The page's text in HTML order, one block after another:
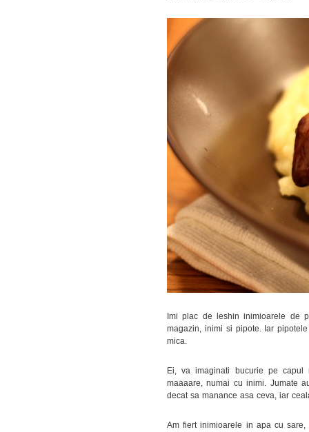
Imi plac de leshin inimioarele de
magazin, inimi si pipote. Iar
mica.
Ei, va imaginati bucurie pe
maaaare, numai cu inimi. Jumate
decat sa manance asa ceva, iar
Am fiert inimioarele in apa cu